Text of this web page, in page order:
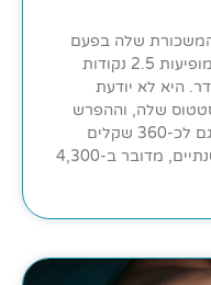
המשכורת שלה בפעם
הראשונה אחרי שנים. היא רואה שמופיעות 2.5 נקודות
היא לא יודעת
לפי הסטטוס שלה, וההפרש
הזה – 1.5 נקודות לחודש – מתורגם לכ-360 שקלים
בחודש שהיא מפסידה. במונחים שנתיים, מדובר ב-4,300